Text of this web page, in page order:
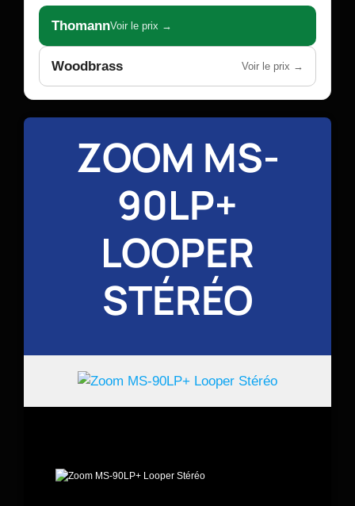
ThomannVoir le prix →
Woodbrass Voir le prix →
ZOOM MS-
90LP+
LOOPER
STÉRÉO